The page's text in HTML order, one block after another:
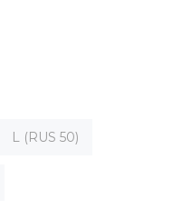
L (RUS 50)